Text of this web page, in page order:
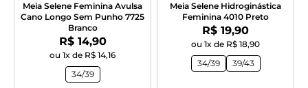
Meia Selene Feminina Avulsa
Cano Longo Sem Punho 7725
Branco
Por:
R$ 14,90
ou 1x de R$ 14,16
34/39
Meia Selene Hidroginástica
Feminina 4010 Preto
Por:
R$ 19,90
ou 1x de R$ 18,90
34/39
39/43